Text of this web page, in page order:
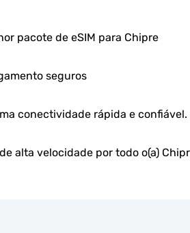
pacote de eSIM para Chipre
seguros
conectividade rápida e confiável.
alta velocidade por todo o(a)